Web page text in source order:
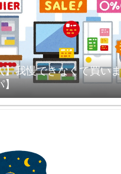
】我慢できなくて買い
】